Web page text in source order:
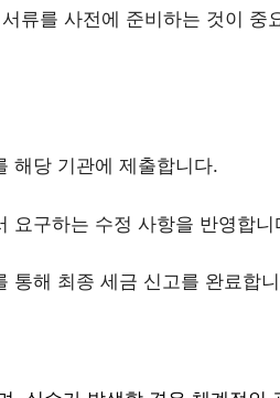
류를 사전에 준비하는 것이 중
해당 기관에 제출합니다.
요구하는 수정 사항을 반영합니
통해 최종 세금 신고를 완료합